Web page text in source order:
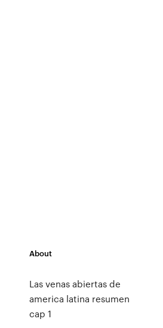
About
Las venas abiertas de
america latina resumen
cap 1